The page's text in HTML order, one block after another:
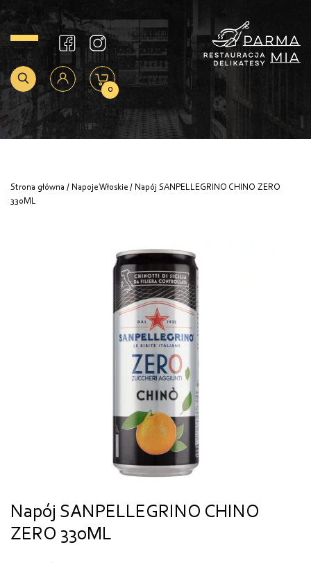
0
Strona główna / Napoje Włoskie / Napój SANPELLEGRINO CHINO ZERO
330ML
Napój SANPELLEGRINO CHINO
ZERO 330ML